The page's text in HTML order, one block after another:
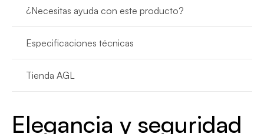
¿Necesitas ayuda con este producto?
Especificaciones técnicas
Tienda AGL
Elegancia y seguridad